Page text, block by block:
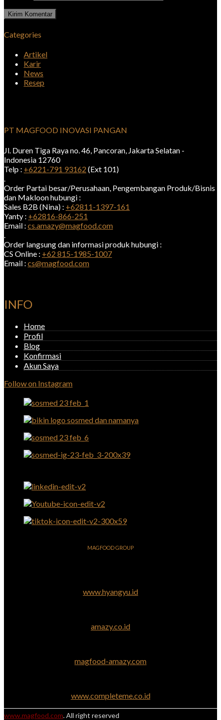
Categories
Artikel
Karir
News
Resep
PT MAGFOOD INOVASI PANGAN
Jl. Duren Tiga Raya no. 46, Pancoran, Jakarta Selatan -
Indonesia 12760
Telp : +6221-791 93162 (Ext 101)
Order Partai besar/Perusahaan, Pengembangan Produk/Bisnis
dan Makloon hubungi :
Sales B2B (Nina) : +62811-1397-161
Yanty : +62816-866-251
Email : cs.amazy@magfood.com
Order langsung dan informasi produk hubungi :
CS Online : +62 815-1985-1007
Email : cs@magfood.com
INFO
Home
Profil
Blog
Konfirmasi
Akun Saya
Follow on Instagram
MAGFOOD GROUP
www.hyangyu.id
amazy.co.id
magfood-amazy.com
www.completeme.co.id
www.magfood.com. All right reserved